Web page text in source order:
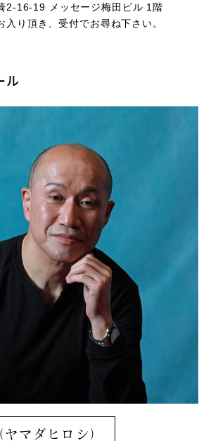
2-16-19 メッセージ梅田ビル 1階
り頂き、受付でお尋ね下さい。
ル
マダヒロシ）